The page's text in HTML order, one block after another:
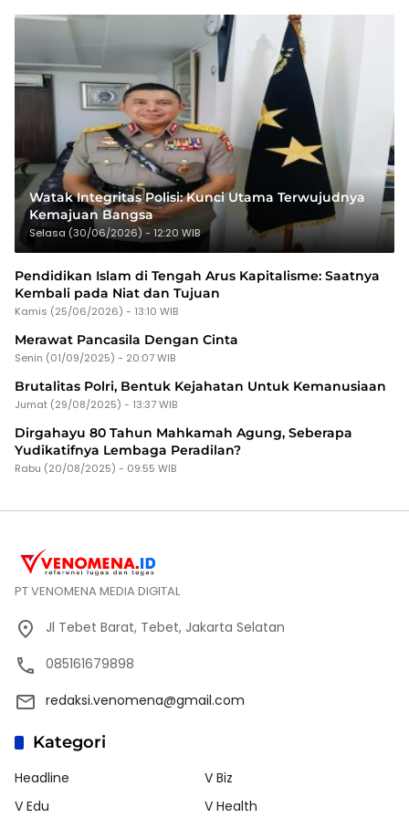
Watak Integritas Polisi: Kunci Utama Terwujudnya
Kemajuan Bangsa
Selasa (30/06/2026) - 12:20 WIB
Pendidikan Islam di Tengah Arus Kapitalisme: Saatnya
Kembali pada Niat dan Tujuan
Kamis (25/06/2026) - 13:10 WIB
Merawat Pancasila Dengan Cinta
Senin (01/09/2025) - 20:07 WIB
Brutalitas Polri, Bentuk Kejahatan Untuk Kemanusiaan
Jumat (29/08/2025) - 13:37 WIB
Dirgahayu 80 Tahun Mahkamah Agung, Seberapa
Yudikatifnya Lembaga Peradilan?
Rabu (20/08/2025) - 09:55 WIB
PT VENOMENA MEDIA DIGITAL
Jl Tebet Barat, Tebet, Jakarta Selatan
085161679898
redaksi.venomena@gmail.com
Kategori
Headline
V Biz
V Edu
V Health